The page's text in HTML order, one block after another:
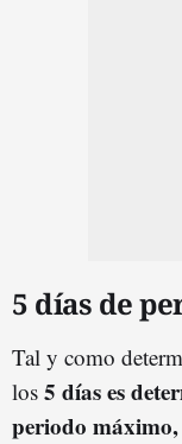
5 días de
Tal y como
los 5 días es
periodo máximo,